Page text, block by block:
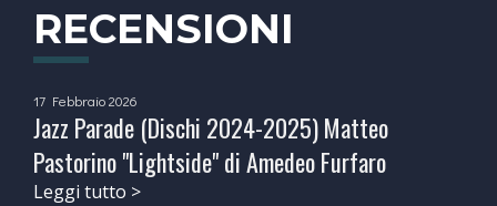
RECENSIONI
17 Febbraio 2026
Jazz Parade (Dischi 2024-2025) Matteo
Pastorino "Lightside" di Amedeo Furfaro
Leggi tutto >